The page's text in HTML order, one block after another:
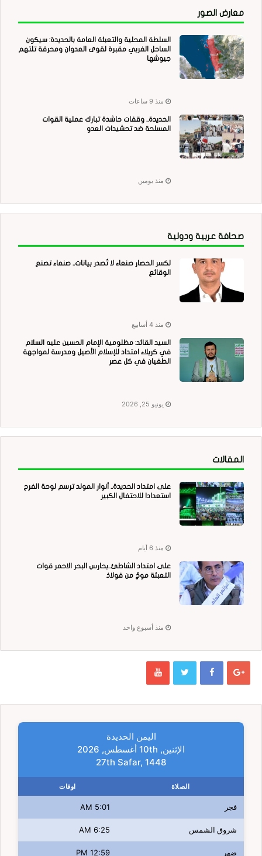
معارض الصور
السلطة المحلية والتعبئة العامة بالحديدة: سيكون
الساحل الغربي مقبرة لقوى العدوان ومحرقة تلتهم
جيوشها
منذ 9 ساعات
الحديدة.. وقفات حاشدة تبارك عملية القوات
المسلحة ضد تحشيدات العدو
منذ يومين
صحافة عربية ودولية
لكسر الحصار صنعاء لا تُصدر بيانات.. صنعاء تصنع
الوقائع
منذ 4 أسابيع
السيد القائد: مظلومية الإمام الحسين عليه السلام
في كربلاء امتداد للإسلام الأصيل ومدرسة لمواجهة
الطغيان في كل عصر
يونيو 25, 2026
المقالات
على امتداد الحديدة.. أنوار المولد ترسم لوحة الفرح
استعدادا للاحتفال الكبير
منذ 6 أيام
على امتداد الشاطئ..بحارس البحر الاحمر قوات
التعبئة موجٌ من فولاذ
منذ أسبوع واحد
اليمن الحديدة
الإثنين, 10th أغسطس, 2026
27th Safar, 1448
الصلاة اوقات
فجر 5:01 AM
شروق الشمس 6:25 AM
ضهر 12:59 PM